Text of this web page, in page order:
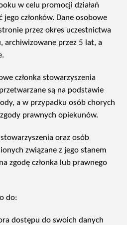
w celu promocji działań
członków. Dane osobowe
przez okres uczestnictwa
archiwizowane przez 5 lat, a
członka stowarzyszenia
są na podstawie
a w przypadku osób chorych
prawnych opiekunów.
oraz osób
związane z jego stanem
zgodę członka lub prawnego
do:
dostępu do swoich danych